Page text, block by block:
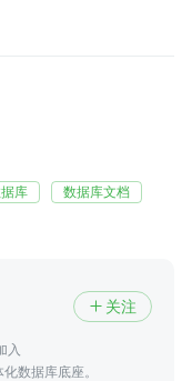
库 数据库文档
 关注
入
数据库底座。